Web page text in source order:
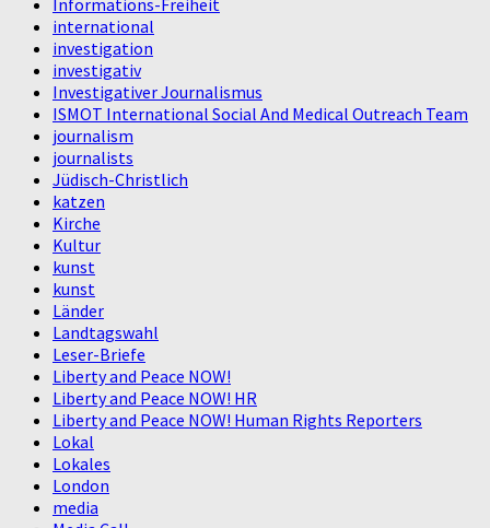
Informations-Freiheit
international
investigation
investigativ
Investigativer Journalismus
ISMOT International Social And Medical Outreach Team
journalism
journalists
Jüdisch-Christlich
katzen
Kirche
Kultur
kunst
kunst
Länder
Landtagswahl
Leser-Briefe
Liberty and Peace NOW!
Liberty and Peace NOW! HR
Liberty and Peace NOW! Human Rights Reporters
Lokal
Lokales
London
media